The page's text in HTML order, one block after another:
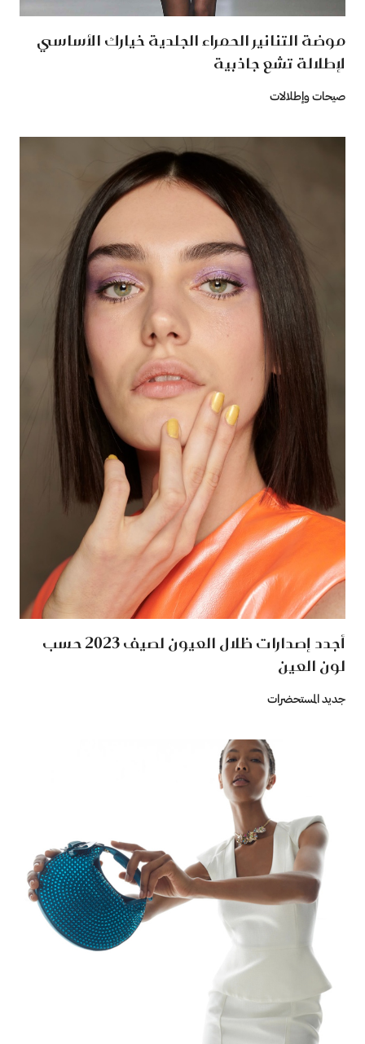
موضة التنانير الحمراء الجلدية خيارك الأساسي
لإطلالة تشع جاذبية
صيحات وإطلالات
أجدد إصدارات ظلال العيون لصيف 2023 حسب
لون العين
جديد المستحضرات